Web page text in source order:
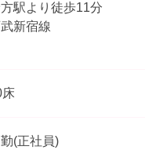
駅より徒歩11分
新宿線
(正社員)